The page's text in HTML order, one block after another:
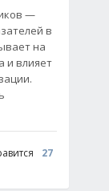
—
в
на
и влияет
27